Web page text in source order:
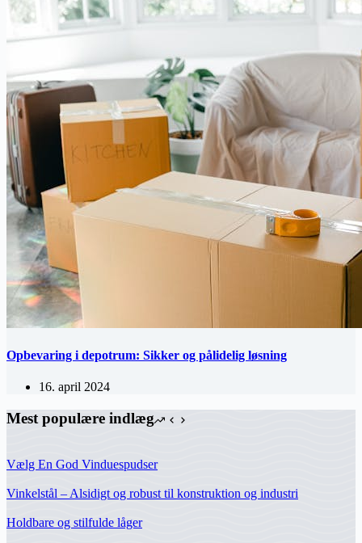
Opbevaring i depotrum: Sikker og pålidelig løsning
16. april 2024
Mest populære indlæg
Vælg En God Vinduespudser
Vinkelstål – Alsidigt og robust til konstruktion og industri
Holdbare og stilfulde låger